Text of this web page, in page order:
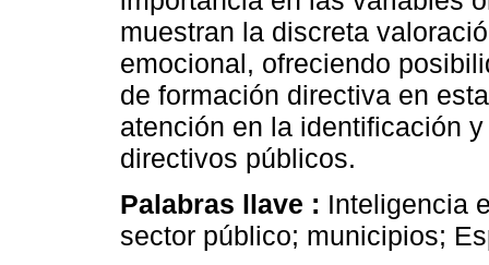
muestran la discreta
emocional, ofreciendo
de formación directiva en
atención en la identificación
directivos públicos.
Palabras llave : Inteligencia
sector público; municipios;